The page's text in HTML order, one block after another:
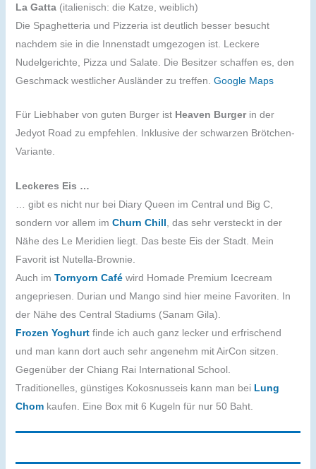
La Gatta(italienisch: die Katze, weiblich)
Die Spaghetteria und Pizzeria ist deutlich besser besucht
nachdem sie in die Innenstadt umgezogen ist. Leckere
Nudelgerichte, Pizza und Salate. Die Besitzer schaffen es, den
Geschmack westlicher Ausländer zu treffen. Google Maps
Für Liebhaber von guten Burger ist Heaven Burgerin der
Jedyot Road zu empfehlen. Inklusive der schwarzen Brötchen-
Variante.
Leckeres Eis …
… gibt es nicht nur bei Diary Queen im Central und Big C,
sondern vor allem im Churn Chill , das sehr versteckt in der
Nähe des Le Meridien liegt. Das beste Eis der Stadt. Mein
Favorit ist Nutella-Brownie.
Auch im Tornyorn Caféwird Homade Premium Icecream
angepriesen. Durian und Mango sind hier meine Favoriten. In
der Nähe des Central Stadiums (Sanam Gila).
Frozen Yoghurtfinde ich auch ganz lecker und erfrischend
und man kann dort auch sehr angenehm mit AirCon sitzen.
Gegenüber der Chiang Rai International School.
Traditionelles, günstiges Kokosnusseis kann man bei Lung
Chomkaufen. Eine Box mit 6 Kugeln für nur 50 Baht.